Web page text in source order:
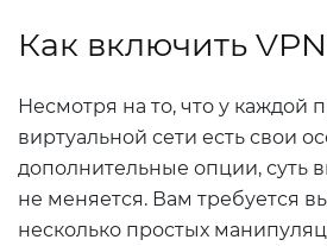
Как включить
Несмотря на то, что у каждой
виртуальной сети есть свои
дополнительные опции, суть
не меняется. Вам требуется
несколько простых